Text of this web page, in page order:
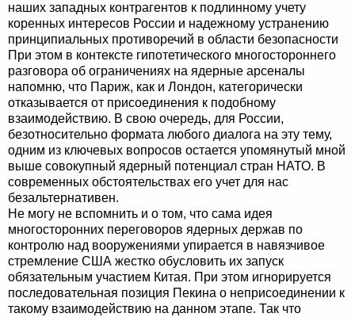
наших западных контрагентов к подлинному учету
коренных интересов России и надежному устранению
принципиальных противоречий в области безопасности
При этом в контексте гипотетического многостороннего
разговора об ограничениях на ядерные арсеналы
напомню, что Париж, как и Лондон, категорически
отказывается от присоединения к подобному
взаимодействию. В свою очередь, для России,
безотносительно формата любого диалога на эту тему,
одним из ключевых вопросов остается упомянутый мной
выше совокупный ядерный потенциал стран НАТО. В
современных обстоятельствах его учет для нас
безальтернативен.
Не могу не вспомнить и о том, что сама идея
многосторонних переговоров ядерных держав по
контролю над вооружениями упирается в навязчивое
стремление США жестко обусловить их запуск
обязательным участием Китая. При этом игнорируется
последовательная позиция Пекина о неприсоединении к
такому взаимодействию на данном этапе. Так что